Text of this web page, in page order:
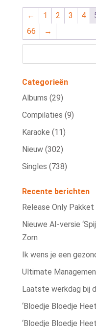
← 1 2 3 4
66
→
Categorieën
Albums (29)
Compilaties (9)
Karaoke (11)
Nieuw (302)
Singles (738)
Recente berichten
Release Only Pakket
Nieuwe AI‑versie
Zorn
Ik wens je een
Ultimate
Laatste werkdag bij
‘Bloedje Bloedje
‘Bloedje Bloedje